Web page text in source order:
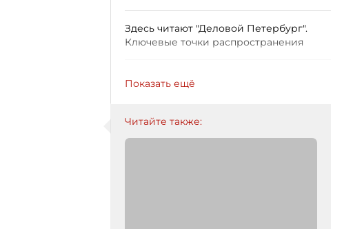
Здесь читают "Деловой Петербург".
Ключевые точки распространения
Показать ещё
Читайте также: